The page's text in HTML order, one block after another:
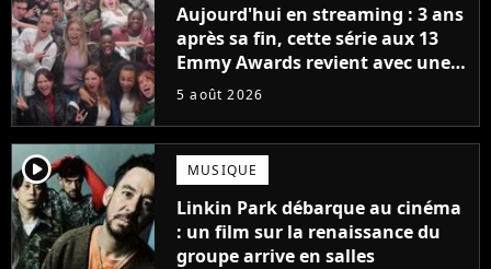
Aujourd'hui en streaming : 3 ans
après sa fin, cette série aux 13
Emmy Awards revient avec une
suite... totalement différente
5 août 2026
player2 MUSIQUE
Linkin Park débarque au cinéma
: un film sur la renaissance du
groupe arrive en salles